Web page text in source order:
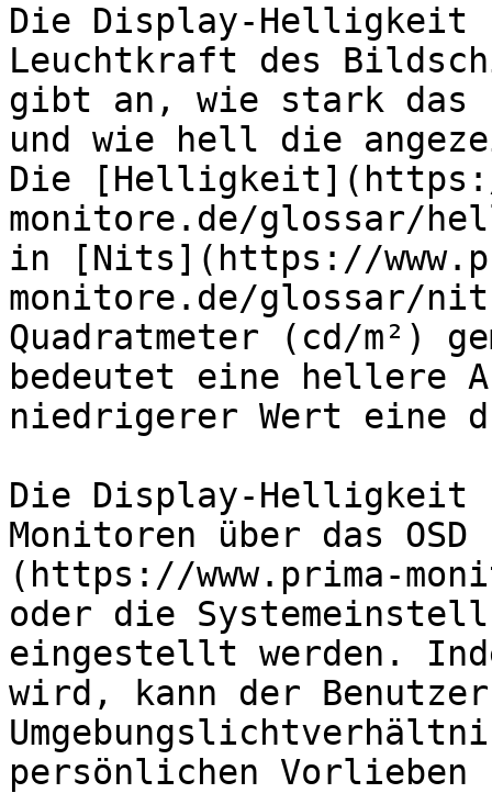
Die Display-Helligkeit
Leuchtkraft des
gibt an, wie stark das
und wie hell die
Die
monitore.de/glossar/
in [Nits](https://
monitore.de/glossar/
Quadratmeter (cd/m²)
bedeutet eine hellere
niedrigerer Wert eine
Die Display-Helligkeit
Monitoren über das
(https://www.prima-
oder die
eingestellt werden.
wird, kann der
persönlichen